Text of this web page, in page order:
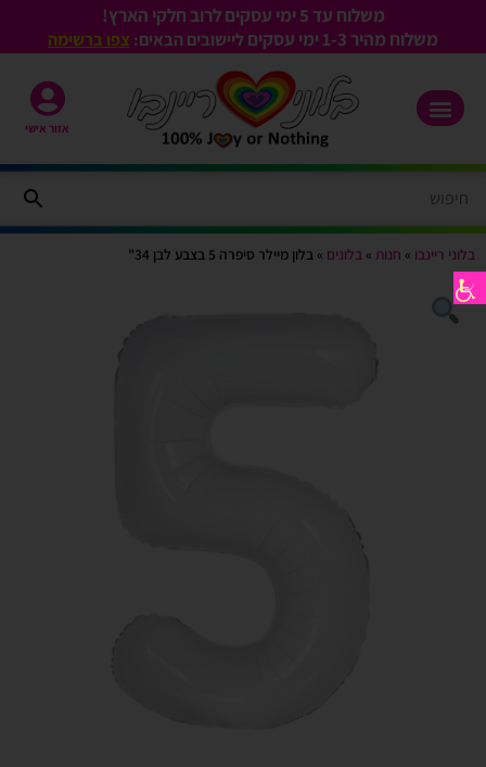
משלוח עד 5 ימי עסקים לרוב חלקי הארץ!
משלוח מהיר 1-3
ימי עסקים ליישובים הבאים: צפו ברשימה
אזור אישי
בלוני ריינבו » חנות » בלונים » בלון מיילר סיפרה 5 בצבע לבן 34"